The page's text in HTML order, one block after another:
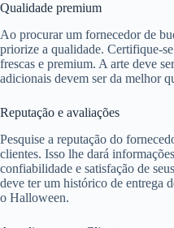
Qualidade premium
Ao procurar um fornecedor de
priorize a qualidade. Certifique-
frescas e premium. A arte deve
adicionais devem ser da melhor
Reputação e avaliações
Pesquise a reputação do
clientes. Isso lhe dará
confiabilidade e satisfação de
deve ter um histórico de entrega
o Halloween.